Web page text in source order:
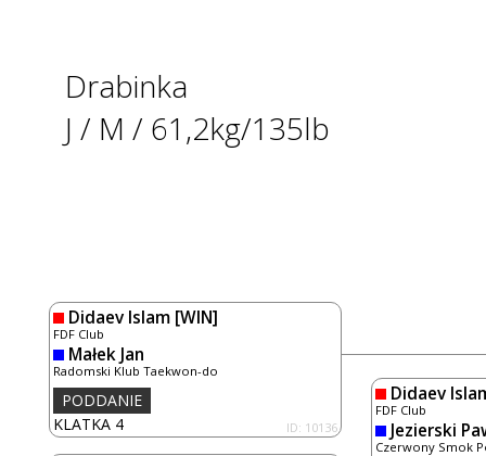
Drabinka
J / M / 61,2kg/135lb
Didaev Islam [WIN]
FDF Club
Małek Jan
Radomski Klub Taekwon-do
KLATKA 4 ID: 10136
PODDANIE Didaev
FDF Club
Jezierski
Czerwony Smok